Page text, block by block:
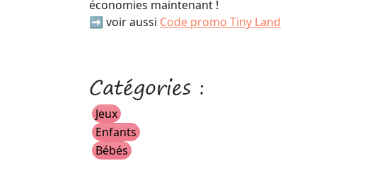
économies maintenant !
➡️ voir aussi Code promo Tiny Land
Catégories :
Jeux
Enfants
Bébés